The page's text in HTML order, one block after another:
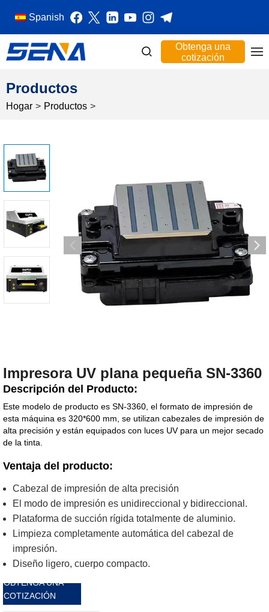
Spanish
Obtenga una
cotización
Productos
Hogar > Productos >
Impresora UV plana pequeña SN-3360
Descripción del Producto:
Este modelo de producto es SN-3360, el formato de impresión de
esta máquina es 320*600 mm, se utilizan cabezales de impresión de
alta precisión y están equipados con luces UV para un mejor secado
de la tinta.
Ventaja del producto:
Cabezal de impresión de alta precisión
El modo de impresión es unidireccional y bidireccional.
Plataforma de succión rígida totalmente de aluminio.
Limpieza completamente automática del cabezal de
impresión.
Diseño ligero, cuerpo compacto.
OBTENGA UNA
COTIZACIÓN